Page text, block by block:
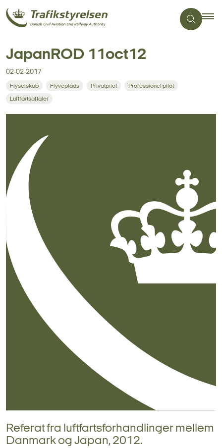
JapanROD 11oct12
02-02-2017
Flyselskab Flyveplads Privatpilot Professionel pilot
Luftfartsaftaler
Referat fra luftfartsforhandlinger mellem
Danmark og Japan, 2012.